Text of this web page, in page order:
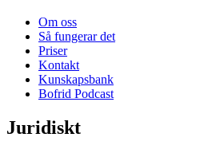
Om oss
Så fungerar det
Priser
Kontakt
Kunskapsbank
Bofrid Podcast
Juridiskt